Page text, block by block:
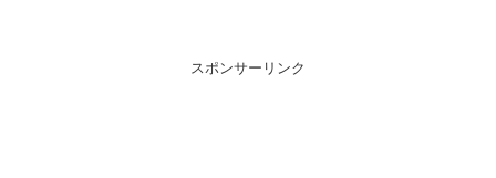
スポンサーリンク